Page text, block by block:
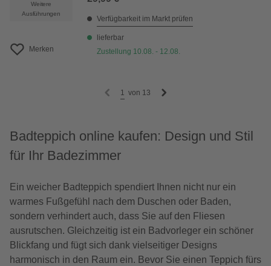
Weitere
Ausführungen
Merken
Verfügbarkeit im Markt prüfen
lieferbar
Zustellung 10.08. - 12.08.
1 von 13
Badteppich online kaufen: Design und Stil
für Ihr Badezimmer
Ein weicher Badteppich spendiert Ihnen nicht nur ein
warmes Fußgefühl nach dem Duschen oder Baden,
sondern verhindert auch, dass Sie auf den Fliesen
ausrutschen. Gleichzeitig ist ein Badvorleger ein schöner
Blickfang und fügt sich dank vielseitiger Designs
harmonisch in den Raum ein. Bevor Sie einen Teppich fürs